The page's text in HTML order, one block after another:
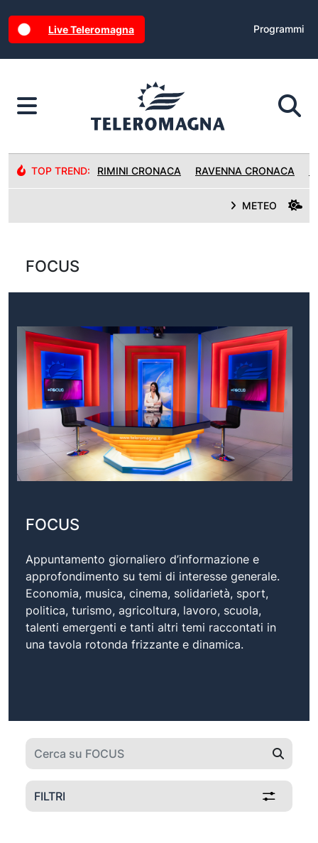
Live Teleromagna Programmi
TOP TREND: RIMINI CRONACA RAVENNA CRONACA
METEO
FOCUS
FOCUS
Appuntamento giornaliero d’informazione e
approfondimento su temi di interesse generale.
Economia, musica, cinema, solidarietà, sport,
politica, turismo, agricoltura, lavoro, scuola,
talenti emergenti e tanti altri temi raccontati in
una tavola rotonda frizzante e dinamica.
FILTRI